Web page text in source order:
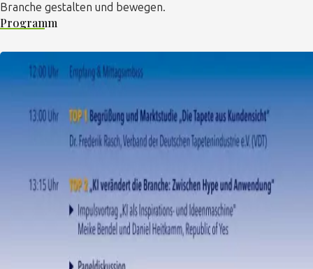
Branche gestalten und bewegen.
Programm